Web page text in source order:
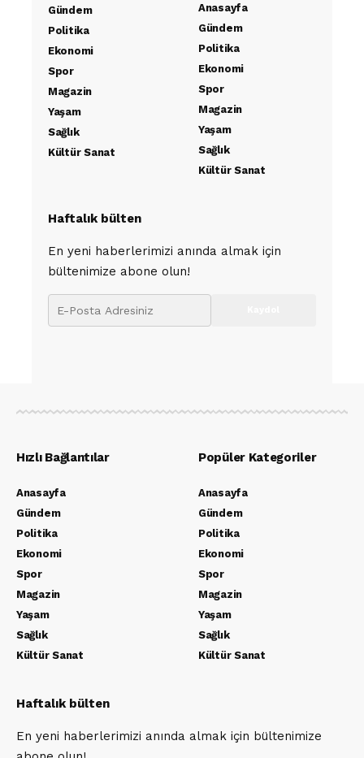
Gündem
Politika
Ekonomi
Spor
Magazin
Yaşam
Sağlık
Kültür Sanat
Anasayfa
Gündem
Politika
Ekonomi
Spor
Magazin
Yaşam
Sağlık
Kültür Sanat
Haftalık bülten
En yeni haberlerimizi anında almak için
bültenimize abone olun!
Hızlı Bağlantılar
Anasayfa
Gündem
Politika
Ekonomi
Spor
Magazin
Yaşam
Sağlık
Kültür Sanat
Popüler Kategoriler
Anasayfa
Gündem
Politika
Ekonomi
Spor
Magazin
Yaşam
Sağlık
Kültür Sanat
Haftalık bülten
En yeni haberlerimizi anında almak için bültenimize